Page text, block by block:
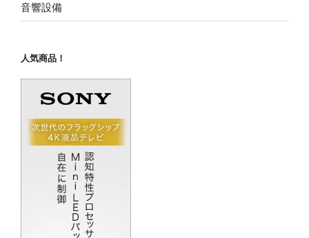
音響設備
人気商品！